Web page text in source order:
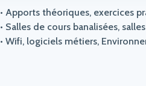
• Apports théoriques, exercices
• Salles de cours banalisées,
• Wifi, logiciels métiers,